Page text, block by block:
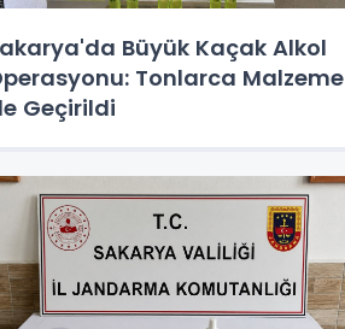
Büyük Kaçak Alkol
Tonlarca Malzeme
Geçirildi